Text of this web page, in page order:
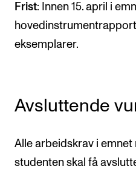
Frist: Innen 15. april i
eksemplarer.
Avsluttende
Alle arbeidskrav i
studenten skal få